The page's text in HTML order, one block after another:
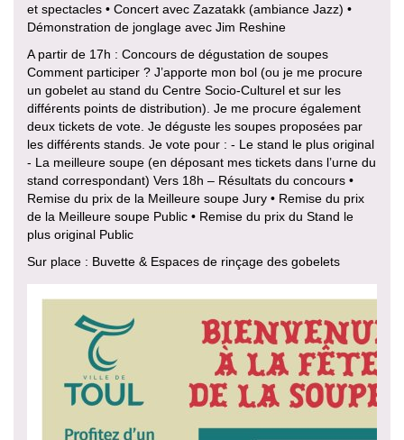
et spectacles • Concert avec Zazatakk (ambiance Jazz) •
Démonstration de jonglage avec Jim Reshine
A partir de 17h : Concours de dégustation de soupes
Comment participer ? J’apporte mon bol (ou je me procure
un gobelet au stand du Centre Socio-Culturel et sur les
différents points de distribution). Je me procure également
deux tickets de vote. Je déguste les soupes proposées par
les différents stands. Je vote pour : - Le stand le plus original
- La meilleure soupe (en déposant mes tickets dans l’urne du
stand correspondant) Vers 18h – Résultats du concours •
Remise du prix de la Meilleure soupe Jury • Remise du prix
de la Meilleure soupe Public • Remise du prix du Stand le
plus original Public
Sur place : Buvette & Espaces de rinçage des gobelets